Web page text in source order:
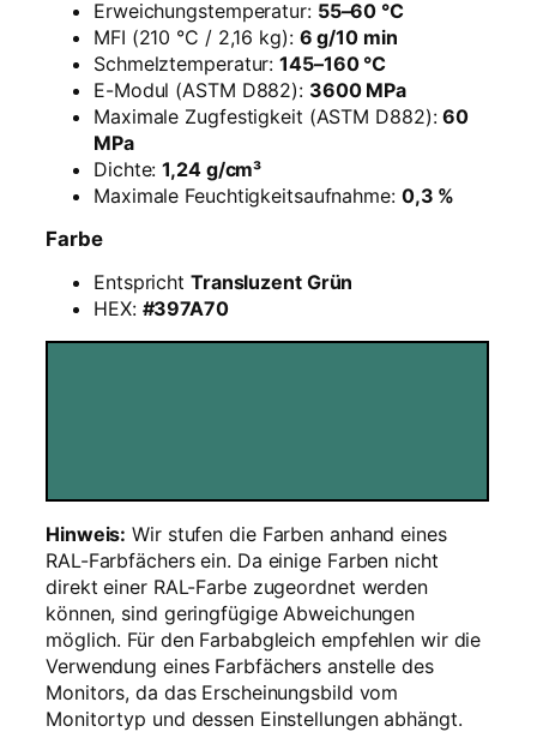
s
e
ü
n
–
1
k
g
M
e
n
Erweichungstemperatur: 55–60 °C
MFI (210 °C / 2,16 kg): 6 g/10 min
Schmelztemperatur:145–160 °C
E-Modul (ASTM D882): 3600 MPa
Maximale Zugfestigkeit (ASTM D882):60
MPa
Dichte:1,24 g/cm³
Maximale Feuchtigkeitsaufnahme: 0,3 %
Farbe
Entspricht Transluzent Grün
HEX: #397A70
Hinweis: Wir stufen die Farben anhand eines
RAL-Farbfächers ein. Da einige Farben nicht
direkt einer RAL-Farbe zugeordnet werden
können, sind geringfügige Abweichungen
möglich. Für den Farbabgleich empfehlen wir die
Verwendung eines Farbfächers anstelle des
Monitors, da das Erscheinungsbild vom
Monitortyp und dessen Einstellungen abhängt.